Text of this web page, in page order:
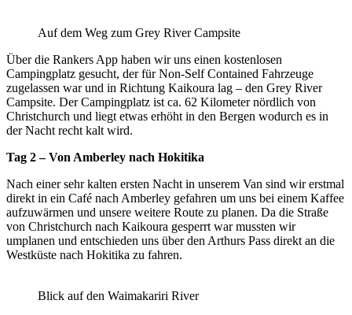
Auf dem Weg zum Grey River Campsite
Über die Rankers App haben wir uns einen kostenlosen
Campingplatz gesucht, der für Non-Self Contained Fahrzeuge
zugelassen war und in Richtung Kaikoura lag – den Grey River
Campsite. Der Campingplatz ist ca. 62 Kilometer nördlich von
Christchurch und liegt etwas erhöht in den Bergen wodurch es in
der Nacht recht kalt wird.
Tag 2 – Von Amberley nach Hokitika
Nach einer sehr kalten ersten Nacht in unserem Van sind wir erstmal
direkt in ein Café nach Amberley gefahren um uns bei einem Kaffee
aufzuwärmen und unsere weitere Route zu planen. Da die Straße
von Christchurch nach Kaikoura gesperrt war mussten wir
umplanen und entschieden uns über den Arthurs Pass direkt an die
Westküste nach Hokitika zu fahren.
Blick auf den Waimakariri River